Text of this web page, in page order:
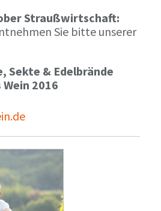
Straußwirtschaft:
Sie bitte unserer
Sekte & Edelbrände
2016